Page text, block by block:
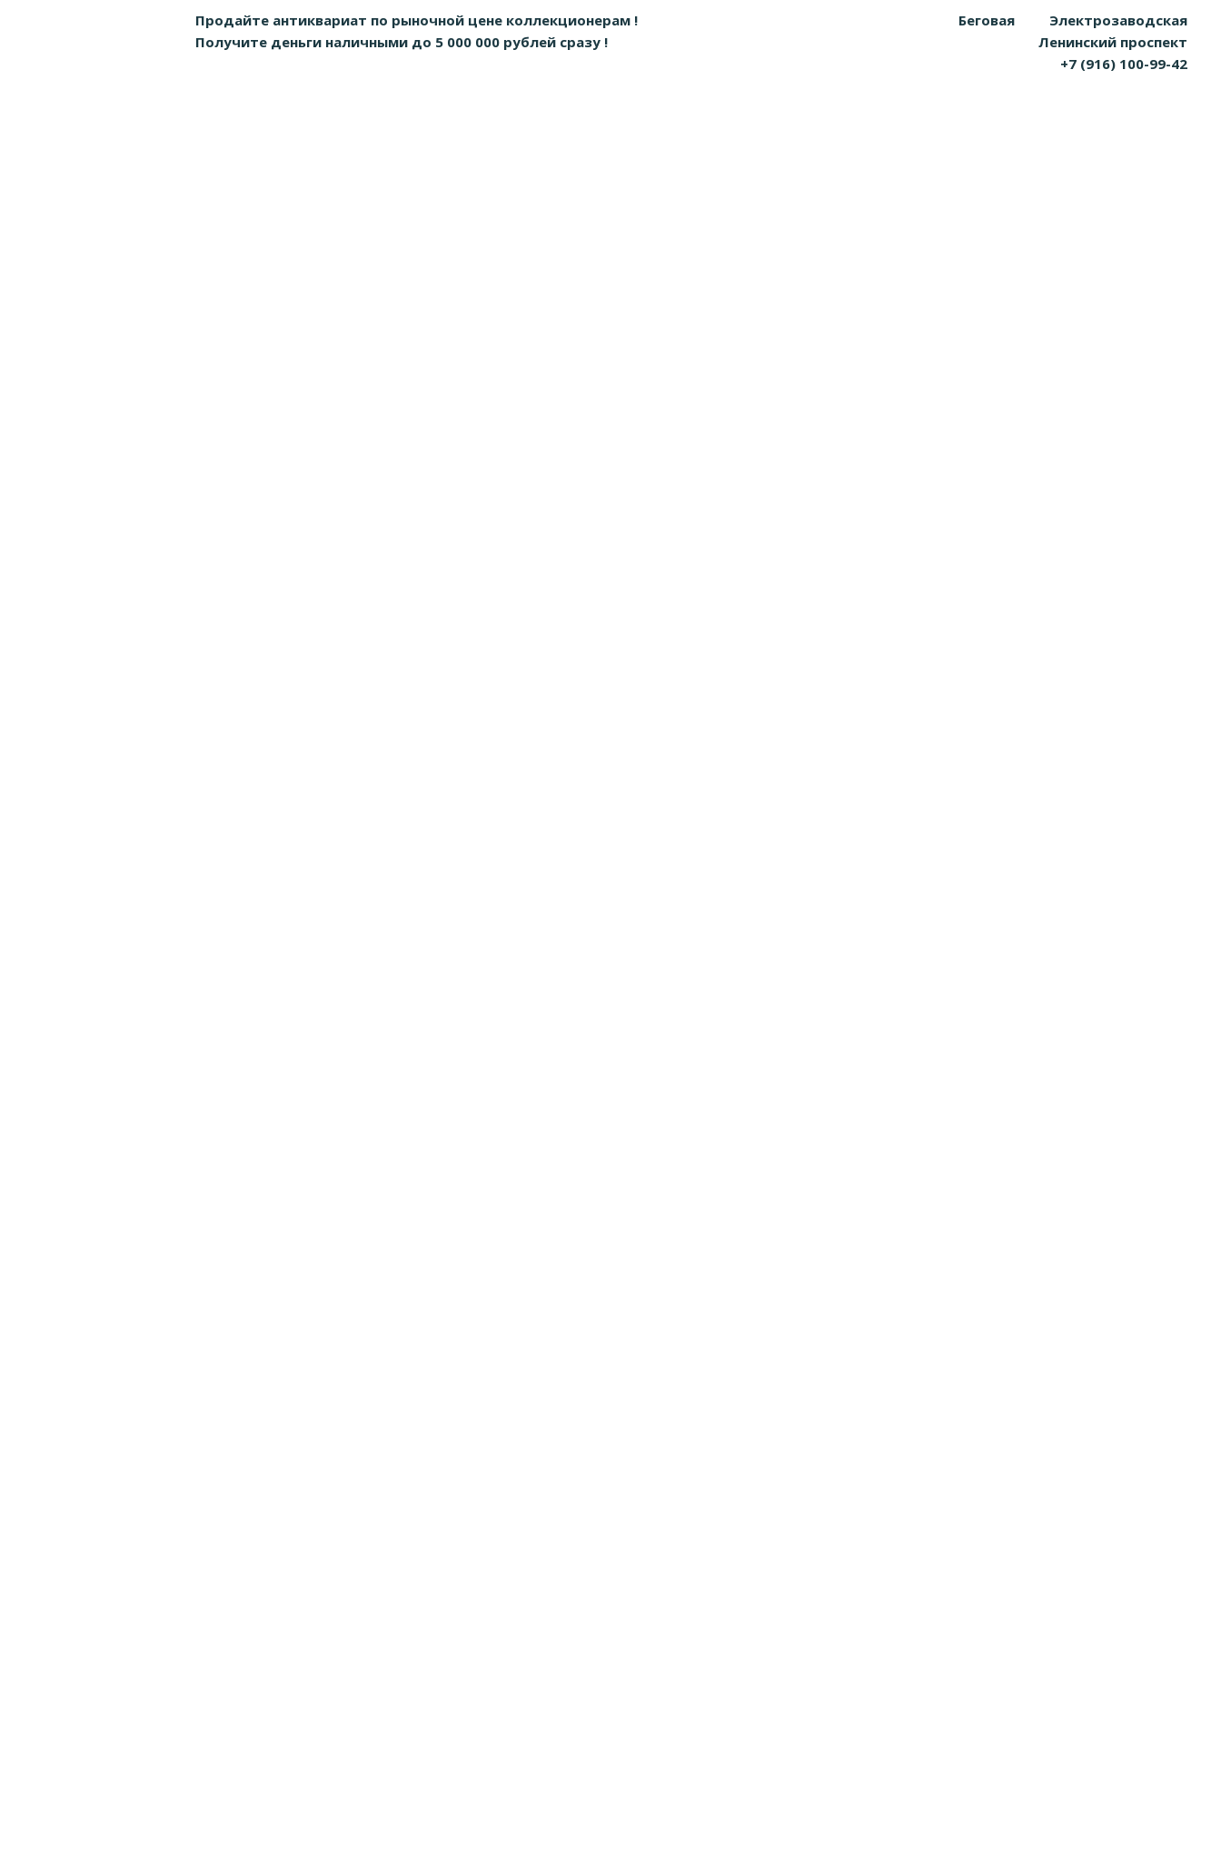
Продайте антиквариат по рыночной цене коллекционерам ! Беговая
Электрозаводская
Получите деньги наличными до 5 000 000 рублей сразу !
Ленинский проспект
+7 (916) 100-99-42